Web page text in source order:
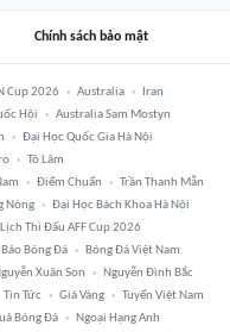
Chính sách bảo mật
Cup 2026 Australia
Iran
Hội
Australia Sam Mostyn
Đại Học Quốc Gia Hà Nội
Tô Lâm
Điểm Chuẩn
Trần Thanh Mẫn
Nóng
Đại Học Bách Khoa Hà Nội
Lịch Thi Đấu AFF Cup 2026
Báo Bóng Đá
Bóng Đá Việt Nam
Xuân Son
Nguyễn Đình Bắc
Tin Tức Giá Vàng
Tuyển Việt Nam
Bóng Đá Ngoại Hạng Anh